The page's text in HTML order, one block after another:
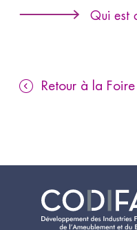
Qui est
Retour à la